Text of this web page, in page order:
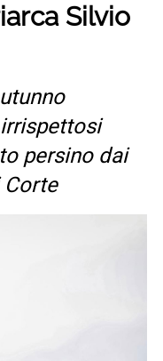
Silvio
persino dai